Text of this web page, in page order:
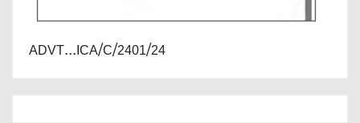
ADVT...ICA/C/2401/24